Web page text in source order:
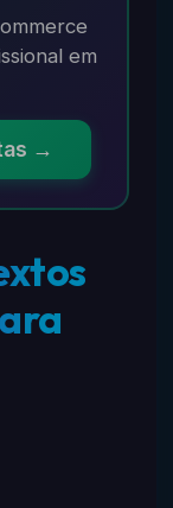
em
→